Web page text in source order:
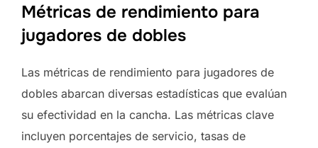
Métricas de rendimiento para
jugadores de dobles
Las métricas de rendimiento para jugadores de
dobles abarcan diversas estadísticas que evalúan
su efectividad en la cancha. Las métricas clave
incluyen porcentajes de servicio, tasas de